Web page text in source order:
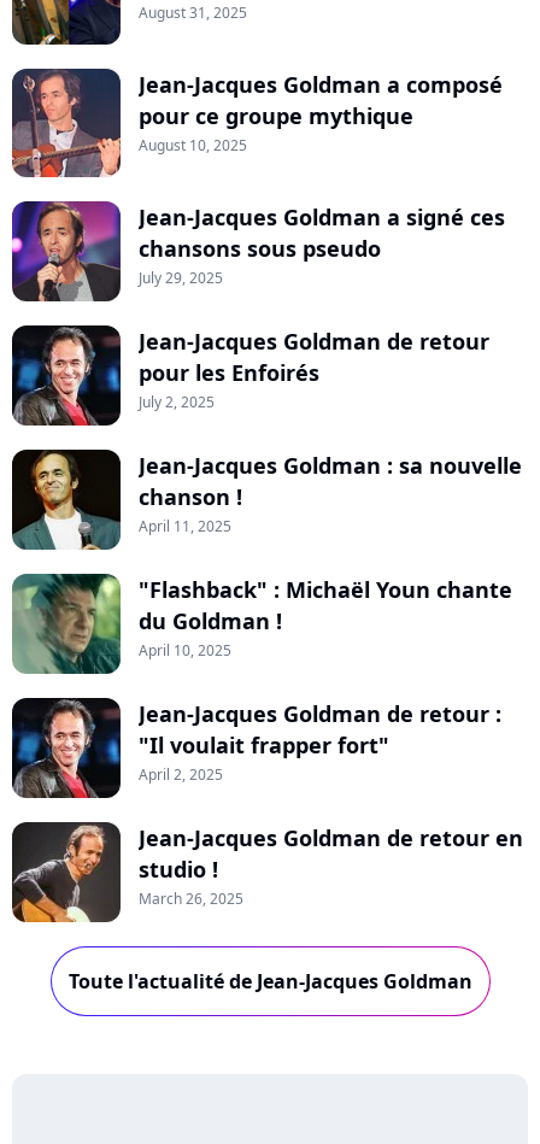
August 31, 2025
Jean-Jacques Goldman a composé
pour ce groupe mythique
August 10, 2025
Jean-Jacques Goldman a signé ces
chansons sous pseudo
July 29, 2025
Jean-Jacques Goldman de retour
pour les Enfoirés
July 2, 2025
Jean-Jacques Goldman : sa nouvelle
chanson !
April 11, 2025
"Flashback" : Michaël Youn chante
du Goldman !
April 10, 2025
Jean-Jacques Goldman de retour :
"Il voulait frapper fort"
April 2, 2025
Jean-Jacques Goldman de retour en
studio !
March 26, 2025
Toute l'actualité de Jean-Jacques Goldman